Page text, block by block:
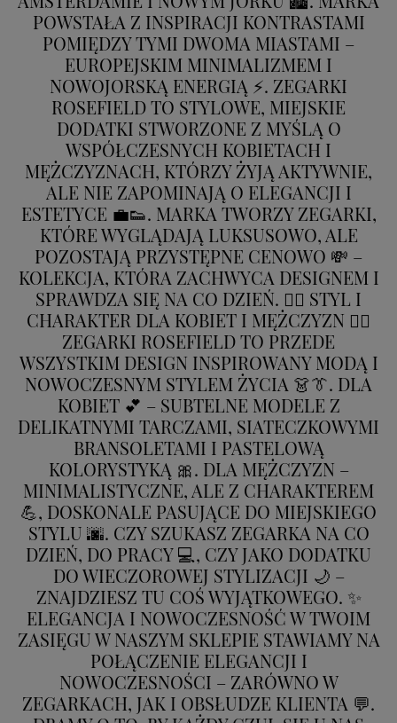
POWSTAŁA Z INSPIRACJI KONTRASTAMI
POMIĘDZY TYMI DWOMA MIASTAMI –
EUROPEJSKIM MINIMALIZMEM I
NOWOJORSKĄ ENERGIĄ ⚡. ZEGARKI
ROSEFIELD TO STYLOWE, MIEJSKIE
DODATKI STWORZONE Z MYŚLĄ O
WSPÓŁCZESNYCH KOBIETACH I
MĘŻCZYZNACH, KTÓRZY ŻYJĄ AKTYWNIE,
ALE NIE ZAPOMINAJĄ O ELEGANCJI I
ESTETYCE 💼👟. MARKA TWORZY ZEGARKI,
KTÓRE WYGLĄDAJĄ LUKSUSOWO, ALE
POZOSTAJĄ PRZYSTĘPNE CENOWO 💸 –
KOLEKCJA, KTÓRA ZACHWYCA DESIGNEM I
SPRAWDZA SIĘ NA CO DZIEŃ. 💁‍♀️ STYL I
CHARAKTER DLA KOBIET I MĘŻCZYZN 💁‍♂️
ZEGARKI ROSEFIELD TO PRZEDE
WSZYSTKIM DESIGN INSPIROWANY MODĄ I
NOWOCZESNYM STYLEM ŻYCIA 👗👔. DLA
KOBIET 💕 – SUBTELNE MODELE Z
DELIKATNYMI TARCZAMI, SIATECZKOWYMI
BRANSOLETAMI I PASTELOWĄ
KOLORYSTYKĄ 🎀. DLA MĘŻCZYZN –
MINIMALISTYCZNE, ALE Z CHARAKTEREM
💪, DOSKONALE PASUJĄCE DO MIEJSKIEGO
STYLU 🌆. CZY SZUKASZ ZEGARKA NA CO
DZIEŃ, DO PRACY 💻, CZY JAKO DODATKU
DO WIECZOROWEJ STYLIZACJI 🌙 –
ZNAJDZIESZ TU COŚ WYJĄTKOWEGO. ✨
ELEGANCJA I NOWOCZESNOŚĆ W TWOIM
ZASIĘGU W NASZYM SKLEPIE STAWIAMY NA
POŁĄCZENIE ELEGANCJI I
NOWOCZESNOŚCI – ZARÓWNO W
ZEGARKACH, JAK I OBSŁUDZE KLIENTA 💬.